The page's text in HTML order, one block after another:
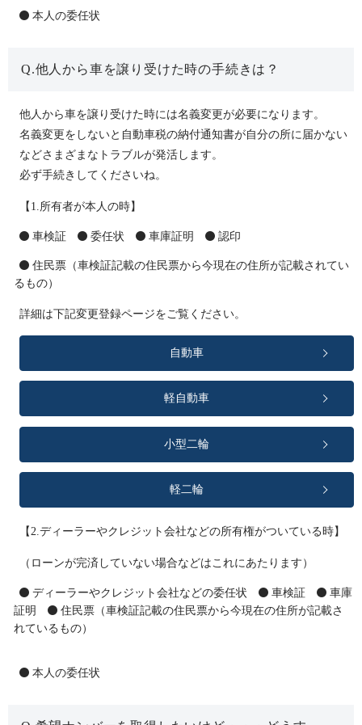
本人の委任状
Q.他人から車を譲り受けた時の手続きは？
他人から車を譲り受けた時には名義変更が必要になります。
名義変更をしないと自動車税の納付通知書が自分の所に届かない
などさまざまなトラブルが発活します。
必ず手続きしてくださいね。
【1.所有者が本人の時】
車検証 委任状 車庫証明 認印
住民票（車検証記載の住民票から今現在の住所が記載されてい
るもの）
詳細は下記変更登録ページをご覧ください。
自動車
軽自動車
小型二輪
軽二輪
【2.ディーラーやクレジット会社などの所有権がついている時】
（ローンが完済していない場合などはこれにあたります）
ディーラーやクレジット会社などの委任状 車検証
車庫
証明
住民票（車検証記載の住民票から今現在の住所が記載さ
れているもの）
本人の委任状